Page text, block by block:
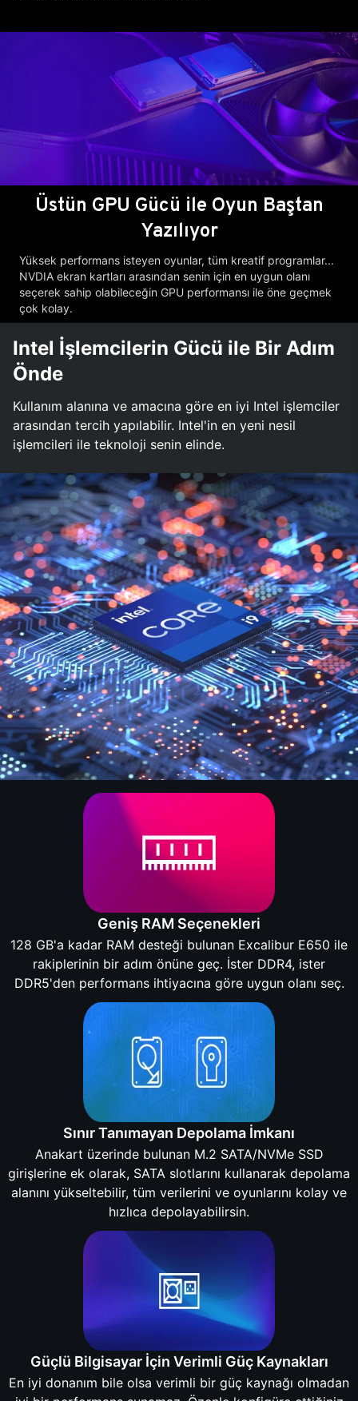
Üstün GPU Gücü ile Oyun Baştan
Yazılıyor
Yüksek performans isteyen oyunlar, tüm kreatif programlar...
NVDIA ekran kartları arasından senin için en uygun olanı
seçerek sahip olabileceğin GPU performansı ile öne geçmek
çok kolay.
Intel İşlemcilerin Gücü ile Bir Adım
Önde
Kullanım alanına ve amacına göre en iyi Intel işlemciler
arasından tercih yapılabilir. Intel'in en yeni nesil
işlemcileri ile teknoloji senin elinde.
Geniş RAM Seçenekleri
128 GB'a kadar RAM desteği bulunan Excalibur E650 ile
rakiplerinin bir adım önüne geç. İster DDR4, ister
DDR5'den performans ihtiyacına göre uygun olanı seç.
Sınır Tanımayan Depolama İmkanı
Anakart üzerinde bulunan M.2 SATA/NVMe SSD
girişlerine ek olarak, SATA slotlarını kullanarak depolama
alanını yükseltebilir, tüm verilerini ve oyunlarını kolay ve
hızlıca depolayabilirsin.
Güçlü Bilgisayar İçin Verimli Güç Kaynakları
En iyi donanım bile olsa verimli bir güç kaynağı olmadan